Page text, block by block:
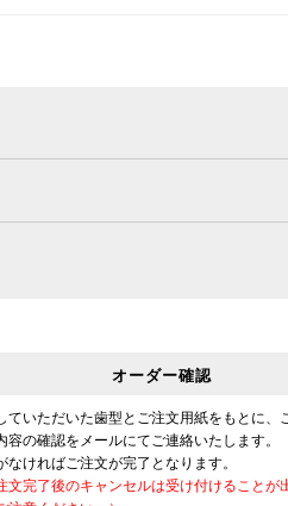
オーダー確認
ていただいた歯型とご注文用紙をもとに、
容の確認をメールにてご連絡いたします。
なければご注文が完了となります。
文完了後のキャンセルは受け付けることが